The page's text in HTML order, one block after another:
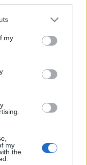
my
my
the